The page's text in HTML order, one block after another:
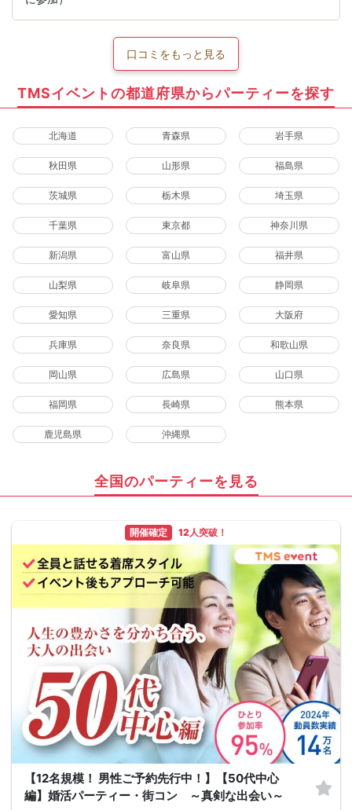
口コミをもっと見る
TMSイベントの都道府県からパーティーを探す
北海道 青森県 岩手県
秋田県 山形県 福島県
茨城県 栃木県 埼玉県
千葉県 東京都 神奈川県
新潟県 富山県 福井県
山梨県 岐阜県 静岡県
愛知県 三重県 大阪府
兵庫県 奈良県 和歌山県
岡山県 広島県 山口県
福岡県 長崎県 熊本県
鹿児島県 沖縄県
全国のパーティーを見る
開催確定 12人突破！
【12名規模！ 男性ご予約先行中！】【50代中心
編】婚活パーティー・街コン ～真剣な出会い～